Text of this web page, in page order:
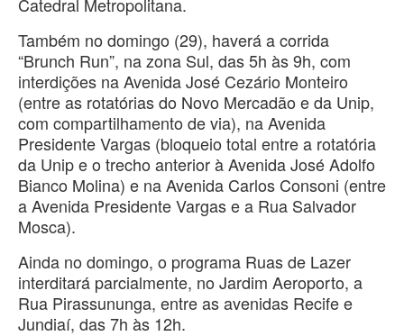
Também no domingo (29), haverá a corrida
“Brunch Run”, na zona Sul, das 5h às 9h, com
interdições na Avenida José Cezário Monteiro
(entre as rotatórias do Novo Mercadão e da Unip,
com compartilhamento de via), na Avenida
Presidente Vargas (bloqueio total entre a rotatória
da Unip e o trecho anterior à Avenida José Adolfo
Bianco Molina) e na Avenida Carlos Consoni (entre
a Avenida Presidente Vargas e a Rua Salvador
Mosca).
Ainda no domingo, o programa Ruas de Lazer
interditará parcialmente, no Jardim Aeroporto, a
Rua Pirassununga, entre as avenidas Recife e
Jundiaí, das 7h às 12h.